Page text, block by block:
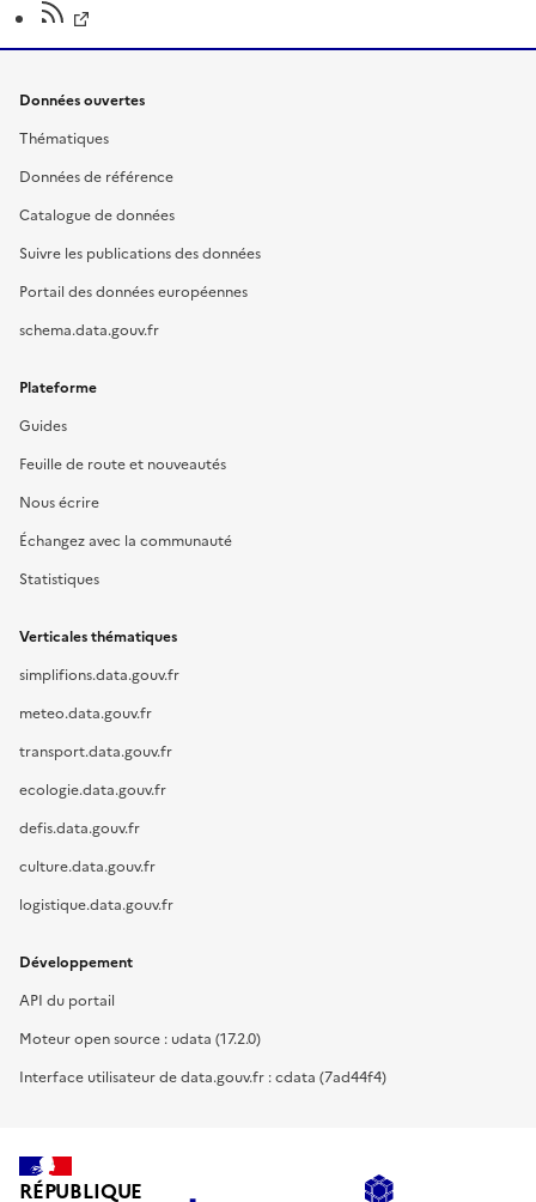
Données ouvertes
Thématiques
Données de référence
Catalogue de données
Suivre les publications des données
Portail des données européennes
schema.data.gouv.fr
Plateforme
Guides
Feuille de route et nouveautés
Nous écrire
Échangez avec la communauté
Statistiques
Verticales thématiques
simplifions.data.gouv.fr
meteo.data.gouv.fr
transport.data.gouv.fr
ecologie.data.gouv.fr
defis.data.gouv.fr
culture.data.gouv.fr
logistique.data.gouv.fr
Développement
API du portail
Moteur open source : udata (17.2.0)
Interface utilisateur de data.gouv.fr : cdata (7ad44f4)
RÉPUBLIQUE